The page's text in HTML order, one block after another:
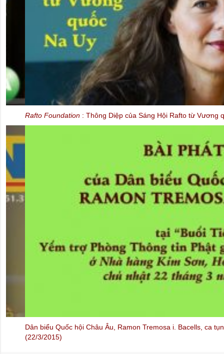
Rafto Foundation: Thông Diệp của Sáng Hội Rafto từ Vương quốc
Dân biểu Quốc hội Châu Âu, Ramon Tremosa i. Bacells, ca tụng
(22/3/2015)